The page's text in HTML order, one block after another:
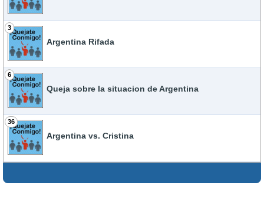
3
Argentina Rifada
6
Queja sobre la situacion de Argentina
36
Argentina vs. Cristina